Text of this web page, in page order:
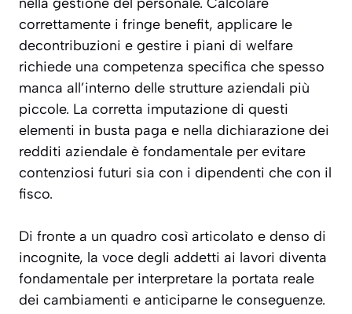
correttamente i fringe benefit, applicare le
decontribuzioni e gestire i piani di welfare
richiede una competenza specifica che spesso
manca all’interno delle strutture aziendali più
piccole. La corretta imputazione di questi
elementi in busta paga e nella dichiarazione dei
redditi aziendale è fondamentale per evitare
contenziosi futuri sia con i dipendenti che con il
fisco.
Di fronte a un quadro così articolato e denso di
incognite, la voce degli addetti ai lavori diventa
fondamentale per interpretare la portata reale
dei cambiamenti e anticiparne le conseguenze.